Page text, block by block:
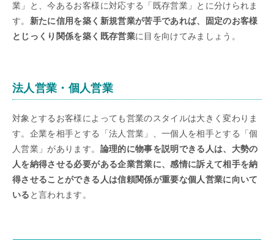
業」と、今あるお客様に対応する「既存営業」とに分けられま
す。 新たに信用を築く新規営業が苦手であれば、固定のお客様
とじっくり関係を築く既存営業に目を向けてみましょう。
法人営業・個人営業
対象とするお客様によっても営業のスタイルは大きく変わりま
す。企業を相手とする「法人営業」、一個人を相手とする「個
人営業」があります。 論理的に物事を説明できる人は、大勢の
人を納得させる必要がある企業営業に、感情に訴えて相手を納
得させることができる人は信頼関係が重要な個人営業に向いて
いる と言われます。